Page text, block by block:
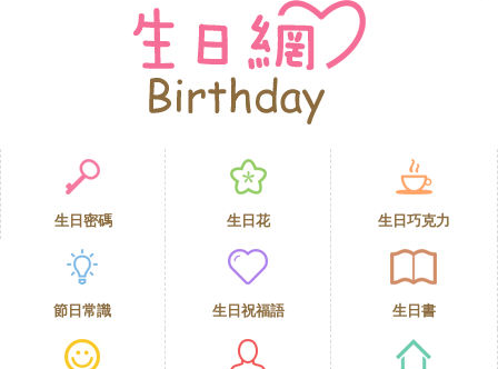
生日密碼 生日花 生日巧克力
節日常識 生日祝福語 生日書